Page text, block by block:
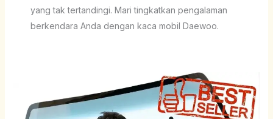
yang tak tertandingi. Mari tingkatkan pengalaman
berkendara Anda dengan kaca mobil Daewoo.
Daewoo